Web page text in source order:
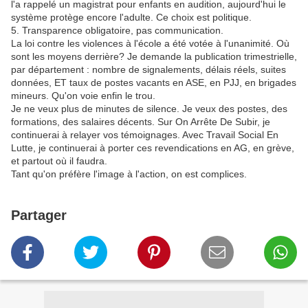
l'a rappelé un magistrat pour enfants en audition, aujourd'hui le
système protège encore l'adulte. Ce choix est politique.
5. Transparence obligatoire, pas communication.
La loi contre les violences à l'école a été votée à l'unanimité. Où
sont les moyens derrière? Je demande la publication trimestrielle,
par département : nombre de signalements, délais réels, suites
données, ET taux de postes vacants en ASE, en PJJ, en brigades
mineurs. Qu'on voie enfin le trou.
Je ne veux plus de minutes de silence. Je veux des postes, des
formations, des salaires décents. Sur On Arrête De Subir, je
continuerai à relayer vos témoignages. Avec Travail Social En
Lutte, je continuerai à porter ces revendications en AG, en grève,
et partout où il faudra.
Tant qu'on préfère l'image à l'action, on est complices.
Partager